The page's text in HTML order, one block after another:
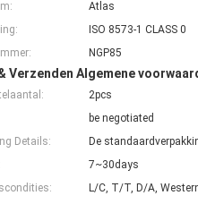
Atlas
ISO 8573-1 CLASS 0
NGP85
Verzenden Algemene
2pcs
be negotiated
Details:
De
7~30days
L/C, T/T, D/A,